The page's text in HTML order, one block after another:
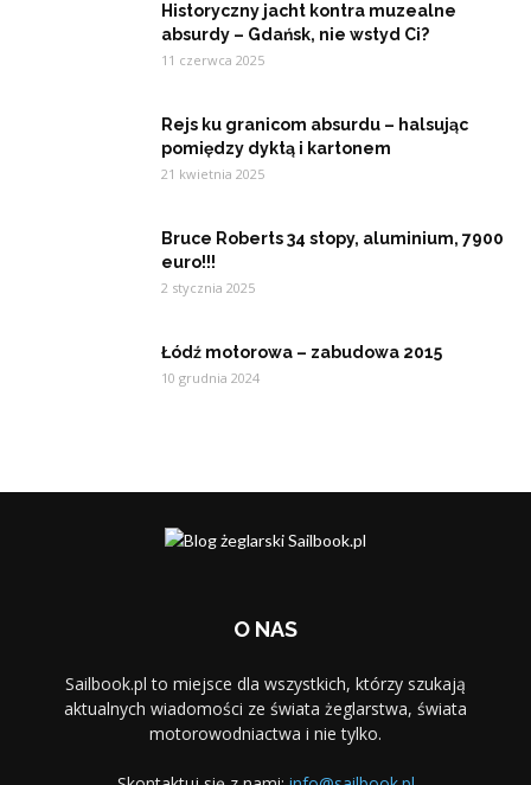
Historyczny jacht kontra muzealne
absurdy – Gdańsk, nie wstyd Ci?
11 czerwca 2025
Rejs ku granicom absurdu – halsując
pomiędzy dyktą i kartonem
21 kwietnia 2025
Bruce Roberts 34 stopy, aluminium, 7900
euro!!!
2 stycznia 2025
Łódź motorowa – zabudowa 2015
10 grudnia 2024
O NAS
Sailbook.pl to miejsce dla wszystkich, którzy szukają
aktualnych wiadomości ze świata żeglarstwa, świata
motorowodniactwa i nie tylko.